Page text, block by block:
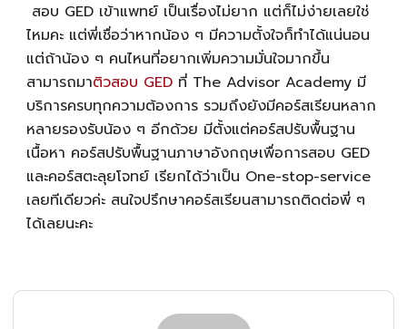
สอบ GED เข้าแพทย์เป็นเรื่องไม่ยาก แต่ก็ไม่ง่ายเลยใช่
ไหมคะ แต่พี่เชื่อว่าหากน้อง ๆ มีความตั้งใจก็ทำได้แน่นอน
แต่ถ้าน้อง ๆ คนไหนที่อยากเพิ่มความมั่นใจมากขึ้น
สามารถมาติวสอบ GEDที่ The Advisor Academy มี
บริการครบทุกความต้องการ รวมถึงยังมีคอร์สเรียนหลาก
หลายรองรับน้อง ๆ อีกด้วย มีตั้งแต่คอร์สปรับพื้นฐาน
เนื้อหา คอร์สปรับพื้นฐานภาษาอังกฤษเพื่อการสอบ GED
และคอร์สตะลุยโจทย์ เรียกได้ว่าเป็น One-stop-service
เลยทีเดียวค่ะ สนใจปรึกษาคอร์สเรียนสามารถติดต่อพี่ ๆ
ได้เลยนะคะ